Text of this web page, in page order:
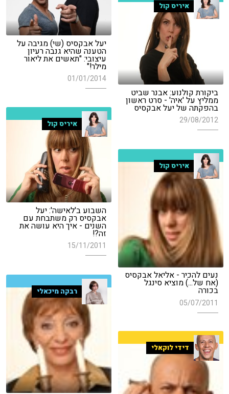
יעל אבקסיס (שי) מגיבה על
הטענה שהיא גנבה רעיון
עיצובי: "תאשים את ליאור
מילר!"
01/01/2014
איריס קול
ביקורת קולנוע: אבנר שביט
ממליץ על 'איה' - סרט ראשון
בהפקתה של יעל אבקסיס
29/08/2012 איריס קול
השבוע ב'לאישה': יעל
אבקסיס רק משתבחת עם
השנים - איך היא עושה את
זה?!
15/11/2011
איריס קול
נעים להכיר - אליאל אבקסיס
(אח של...) מוציא סינגל
בכורה
05/07/2011
רבקה מיכאלי
דידי לוקאלי